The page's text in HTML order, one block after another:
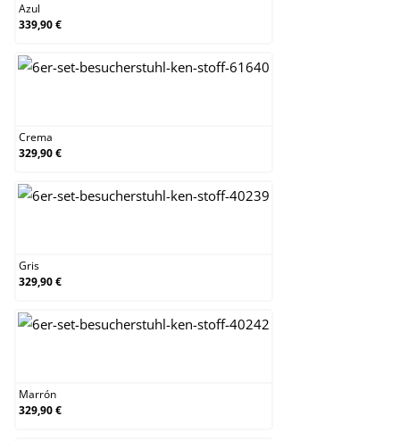
Azul
339,90 €
Crema
329,90 €
Gris
329,90 €
Marrón
329,90 €